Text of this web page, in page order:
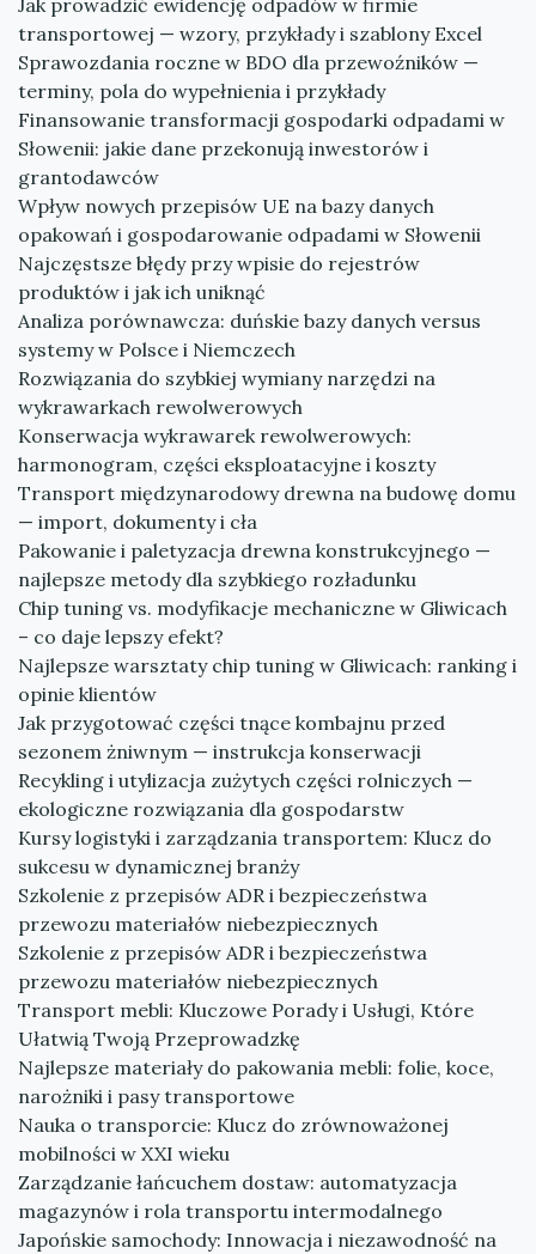
Jak prowadzić ewidencję odpadów w firmie
transportowej — wzory, przykłady i szablony Excel
Sprawozdania roczne w BDO dla przewoźników —
terminy, pola do wypełnienia i przykłady
Finansowanie transformacji gospodarki odpadami w
Słowenii: jakie dane przekonują inwestorów i
grantodawców
Wpływ nowych przepisów UE na bazy danych
opakowań i gospodarowanie odpadami w Słowenii
Najczęstsze błędy przy wpisie do rejestrów
produktów i jak ich uniknąć
Analiza porównawcza: duńskie bazy danych versus
systemy w Polsce i Niemczech
Rozwiązania do szybkiej wymiany narzędzi na
wykrawarkach rewolwerowych
Konserwacja wykrawarek rewolwerowych:
harmonogram, części eksploatacyjne i koszty
Transport międzynarodowy drewna na budowę domu
— import, dokumenty i cła
Pakowanie i paletyzacja drewna konstrukcyjnego —
najlepsze metody dla szybkiego rozładunku
Chip tuning vs. modyfikacje mechaniczne w Gliwicach
– co daje lepszy efekt?
Najlepsze warsztaty chip tuning w Gliwicach: ranking i
opinie klientów
Jak przygotować części tnące kombajnu przed
sezonem żniwnym — instrukcja konserwacji
Recykling i utylizacja zużytych części rolniczych —
ekologiczne rozwiązania dla gospodarstw
Kursy logistyki i zarządzania transportem: Klucz do
sukcesu w dynamicznej branży
Szkolenie z przepisów ADR i bezpieczeństwa
przewozu materiałów niebezpiecznych
Szkolenie z przepisów ADR i bezpieczeństwa
przewozu materiałów niebezpiecznych
Transport mebli: Kluczowe Porady i Usługi, Które
Ułatwią Twoją Przeprowadzkę
Najlepsze materiały do pakowania mebli: folie, koce,
narożniki i pasy transportowe
Nauka o transporcie: Klucz do zrównoważonej
mobilności w XXI wieku
Zarządzanie łańcuchem dostaw: automatyzacja
magazynów i rola transportu intermodalnego
Japońskie samochody: Innowacja i niezawodność na